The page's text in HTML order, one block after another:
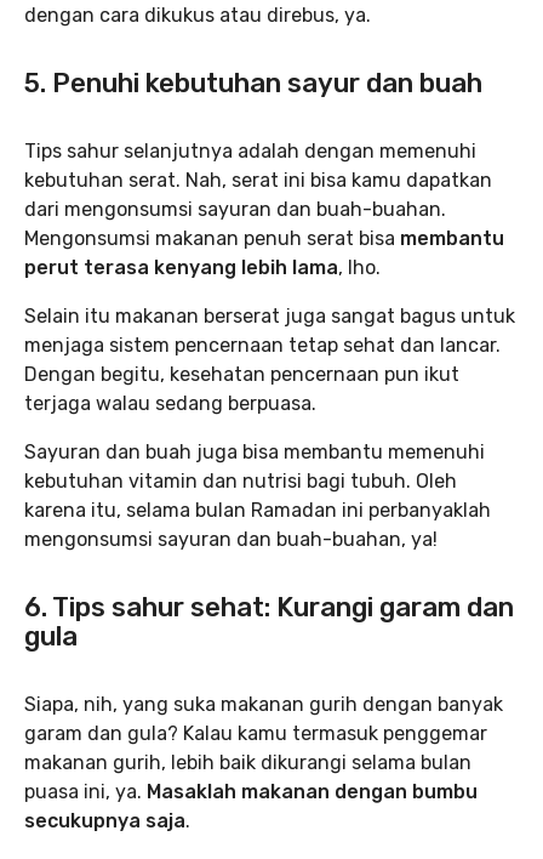
dengan cara dikukus atau direbus, ya.
5. Penuhi kebutuhan sayur dan buah
Tips sahur selanjutnya adalah dengan memenuhi
kebutuhan serat. Nah, serat ini bisa kamu dapatkan
dari mengonsumsi sayuran dan buah-buahan.
Mengonsumsi makanan penuh serat bisa membantu
perut terasa kenyang lebih lama, lho.
Selain itu makanan berserat juga sangat bagus untuk
menjaga sistem pencernaan tetap sehat dan lancar.
Dengan begitu, kesehatan pencernaan pun ikut
terjaga walau sedang berpuasa.
Sayuran dan buah juga bisa membantu memenuhi
kebutuhan vitamin dan nutrisi bagi tubuh. Oleh
karena itu, selama bulan Ramadan ini perbanyaklah
mengonsumsi sayuran dan buah-buahan, ya!
6. Tips sahur sehat: Kurangi garam dan
gula
Siapa, nih, yang suka makanan gurih dengan banyak
garam dan gula? Kalau kamu termasuk penggemar
makanan gurih, lebih baik dikurangi selama bulan
puasa ini, ya. Masaklah makanan dengan bumbu
secukupnya saja.